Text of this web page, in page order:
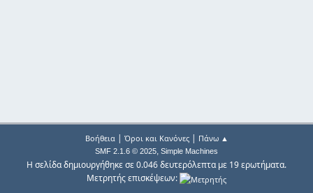
Βοήθεια| Όροι και Κανόνες| Πάνω ▲
SMF 2.1.6 © 2025, Simple Machines
Η σελίδα δημιουργήθηκε σε 0.046 δευτερόλεπτα με 19 ερωτήματα.
Μετρητής επισκέψεων: